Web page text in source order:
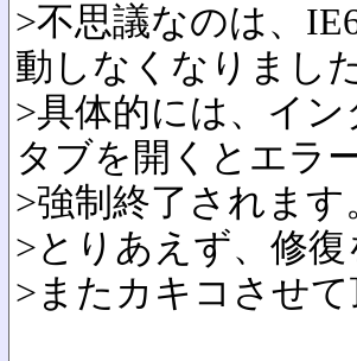
>不思議なのは、
動しなくなりました
>具体的には、イ
タブを開くとエラ
>強制終了されます
>とりあえず、修
>またカキコさせ